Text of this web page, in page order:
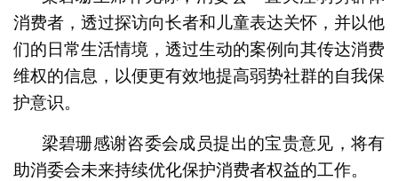
消费者，透过探访向长者和儿童表达关怀，并以他
们的日常生活情境，透过生动的案例向其传达消费
维权的信息，以便更有效地提高弱势社群的自我保
护意识。
梁碧珊感谢咨委会成员提出的宝贵意见，将有
助消委会未来持续优化保护消费者权益的工作。